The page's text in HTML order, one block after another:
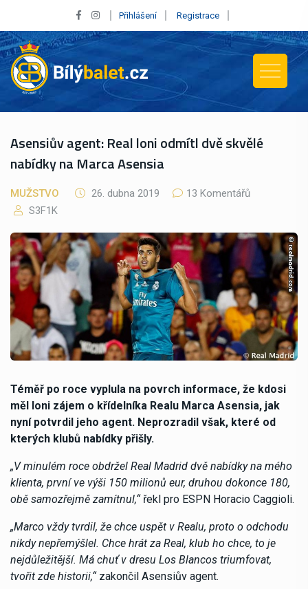
Přihlášení Registrace
Asensiův agent: Real loni odmítl dvě skvělé
nabídky na Marca Asensia
MUŽSTVO 26. dubna 2019
13 Komentářů
S3F1K
Téměř po roce vyplula na povrch informace, že kdosi
měl loni zájem o křídelníka Realu Marca Asensia, jak
nyní potvrdil jeho agent. Neprozradil však, které od
kterých klubů nabídky přišly.
„V minulém roce obdržel Real Madrid dvě nabídky na mého
klienta, první ve výši 150 milionů eur, druhou dokonce 180,
obě samozřejmě zamítnul,“řekl pro ESPN Horacio Caggioli.
„Marco vždy tvrdil, že chce uspět v Realu, proto o odchodu
nikdy nepřemýšlel. Chce hrát za Real, klub ho chce, to je
nejdůležitější. Má chuť v dresu Los Blancos triumfovat,
tvořit zde historii,“zakončil Asensiův agent.